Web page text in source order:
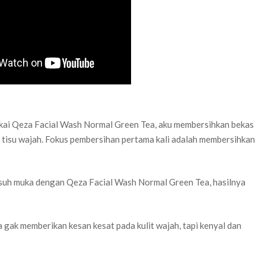
Qeza Facial Wash Normal Green Tea, aku membersihkan bekas
wajah. Fokus pembersihan pertama kali adalah membersihkan
muka dengan Qeza Facial Wash Normal Green Tea, hasilnya
memberikan kesan kesat pada kulit wajah, tapi kenyal dan